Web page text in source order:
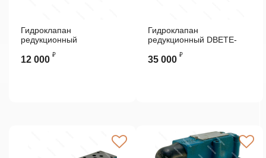
Гидроклапан
редукционный
Rexroth
12 000 ₽
Гидроклапан
редукционный DBETE-
Rexroth
35 000 ₽